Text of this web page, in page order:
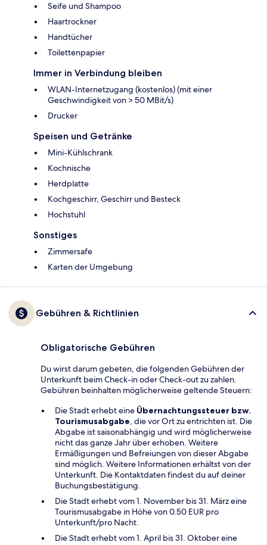
Seife und Shampoo
Haartrockner
Handtücher
Toilettenpapier
Immer in Verbindung bleiben
WLAN-Internetzugang (kostenlos) (mit einer
Geschwindigkeit von > 50 MBit/s)
Drucker
Speisen und Getränke
Mini-Kühlschrank
Kochnische
Herdplatte
Kochgeschirr, Geschirr und Besteck
Hochstuhl
Sonstiges
Zimmersafe
Karten der Umgebung
Gebühren & Richtlinien
Obligatorische Gebühren
Du wirst darum gebeten, die folgenden Gebühren der
Unterkunft beim Check-in oder Check-out zu zahlen.
Gebühren beinhalten möglicherweise geltende Steuern:
Die Stadt erhebt eine Übernachtungssteuer bzw.
Tourismusabgabe, die vor Ort zu entrichten ist. Die
Abgabe ist saisonabhängig und wird möglicherweise
nicht das ganze Jahr über erhoben. Weitere
Ermäßigungen und Befreiungen von dieser Abgabe
sind möglich. Weitere Informationen erhältst von der
Unterkunft. Die Kontaktdaten findest du auf deiner
Buchungsbestätigung.
Die Stadt erhebt vom 1. November bis 31. März eine
Tourismusabgabe in Höhe von 0.50 EUR pro
Unterkunft/pro Nacht.
Die Stadt erhebt vom 1. April bis 31. Oktober eine